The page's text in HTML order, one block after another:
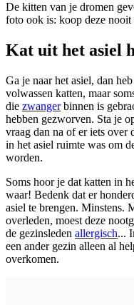
De kitten van je dromen
foto ook is: koop deze
Kat uit het asiel
Ga je naar het asiel, dan
volwassen katten, maar
die zwangerbinnen is
hebben gezworven. Sta je
vraag dan na of er iets over
in het asiel ruimte was om
worden.
Soms hoor je dat katten in
waar! Bedenk dat er
asiel te brengen. Minstens.
overleden, moest deze
de gezinsleden allergisch...
een ander gezin alleen al
overkomen.